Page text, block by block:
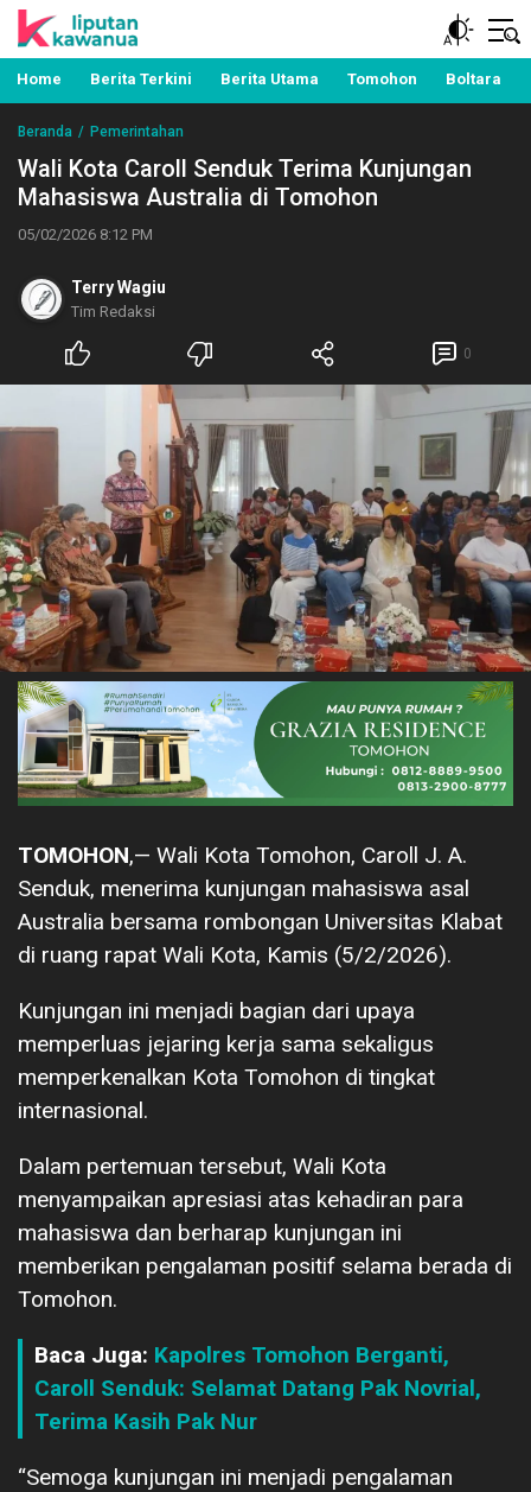
Liputan Kawanua
Berita Manado, Sulawesi Utara, Kawanua, Politik,
Pemerintahan, Hukum Kriminal dan Nasional
Home Berita Terkini Berita Utama Tomohon Boltara
Beranda Pemerintahan
Wali Kota Caroll Senduk Terima Kunjungan
Mahasiswa Australia di Tomohon
05/02/2026 8:12 PM
Terry Wagiu
Tim Redaksi
0
TOMOHON,— Wali Kota Tomohon, Caroll J. A.
Senduk, menerima kunjungan mahasiswa asal
Australia bersama rombongan Universitas Klabat
di ruang rapat Wali Kota, Kamis (5/2/2026).
Kunjungan ini menjadi bagian dari upaya
memperluas jejaring kerja sama sekaligus
memperkenalkan Kota Tomohon di tingkat
internasional.
Dalam pertemuan tersebut, Wali Kota
menyampaikan apresiasi atas kehadiran para
mahasiswa dan berharap kunjungan ini
memberikan pengalaman positif selama berada di
Tomohon.
Baca Juga: Kapolres Tomohon Berganti,
Caroll Senduk: Selamat Datang Pak Novrial,
Terima Kasih Pak Nur
“Semoga kunjungan ini menjadi pengalaman